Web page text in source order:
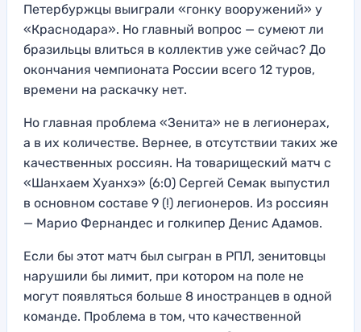
Петербуржцы выиграли «гонку вооружений» у
«Краснодара». Но главный вопрос — сумеют ли
бразильцы влиться в коллектив уже сейчас? До
окончания чемпионата России всего 12 туров,
времени на раскачку нет.
Но главная проблема «Зенита» не в легионерах,
а в их количестве. Вернее, в отсутствии таких же
качественных россиян. На товарищеский матч с
«Шанхаем Хуанхэ» (6:0) Сергей Семак выпустил
в основном составе 9 (!) легионеров. Из россиян
— Марио Фернандес и голкипер Денис Адамов.
Если бы этот матч был сыгран в РПЛ, зенитовцы
нарушили бы лимит, при котором на поле не
могут появляться больше 8 иностранцев в одной
команде. Проблема в том, что качественной